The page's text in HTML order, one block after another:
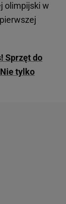
olimpijski w
Sprzęt do
tylko